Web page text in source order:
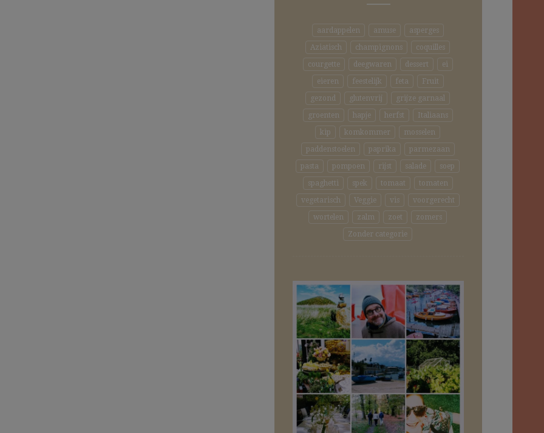
aardappelen amuse
asperges
Aziatisch
champignons
coquilles
courgette
deegwaren dessert
ei
eieren
feestelijk feta
Fruit
gezond
glutenvrij
grijze garnaal
groenten
hapje herfst
Italiaans
kip
komkommer
mosselen
paddenstoelen
paprika
parmezaan
pasta
pompoen rijst salade
soep
spaghetti
spek tomaat
tomaten
vegetarisch
Veggie vis
voorgerecht
wortelen
zalm zoet
zomers
Zonder categorie